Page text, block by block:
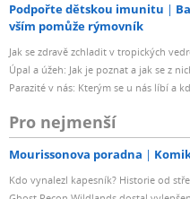
Podpořte dětskou imunitu
vším pomůže rýmovník
Jak se zdravě zchladit v tropických
Úpal a úžeh: Jak je poznat a jak se z
Parazité v nás: Kterým se u nás líbí a
Pro nejmenší
Mourissonova poradna
Kdo vynalezl kapesník? Historie od